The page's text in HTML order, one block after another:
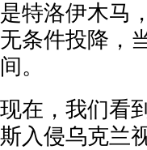
是特洛伊木马
无条件投降，
间。
现在，我们看
斯入侵乌克兰